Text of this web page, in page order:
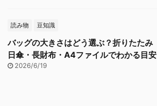
読み物 豆知識
バッグの大きさはどう選ぶ？折りたたみ
日傘・長財布・A4ファイルでわかる目安
2026/6/19